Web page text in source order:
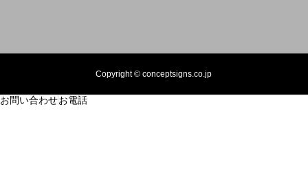
Copyright © conceptsigns.co.jp
お問い合わせお電話